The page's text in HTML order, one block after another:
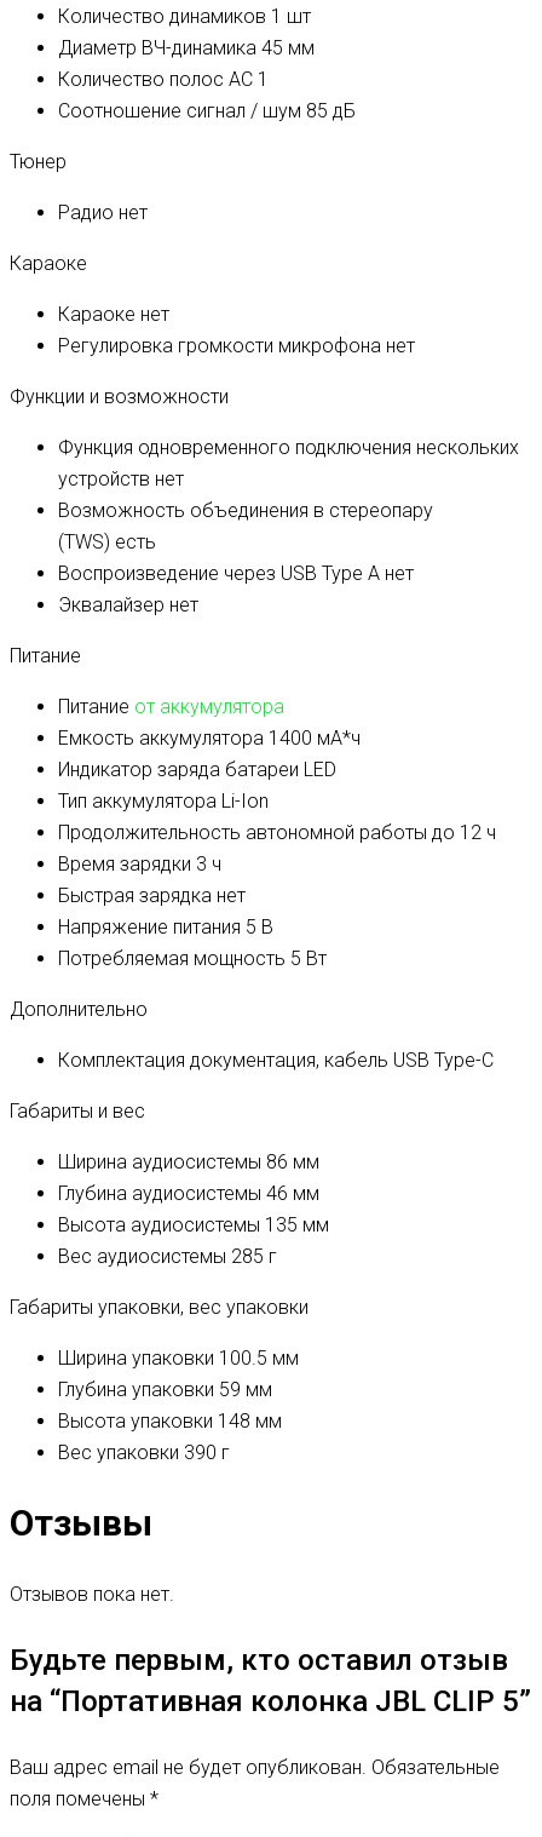
Количество динамиков 1 шт
Диаметр ВЧ-динамика 45 мм
Количество полос AC 1
Соотношение сигнал / шум 85 дБ
Тюнер
Радио нет
Караоке
Караоке нет
Регулировка громкости микрофона нет
Функции и возможности
Функция одновременного подключения нескольких
устройств нет
Возможность объединения в стереопару
(TWS) есть
Воспроизведение через USB Type A нет
Эквалайзер нет
Питание
Питание от аккумулятора
Емкость аккумулятора 1400 мА*ч
Индикатор заряда батареи LED
Тип аккумулятора Li-Ion
Продолжительность автономной работы до 12 ч
Время зарядки 3 ч
Быстрая зарядка нет
Напряжение питания 5 В
Потребляемая мощность 5 Вт
Дополнительно
Комплектация документация, кабель USB Type-C
Габариты и вес
Ширина аудиосистемы 86 мм
Глубина аудиосистемы 46 мм
Высота аудиосистемы 135 мм
Вес аудиосистемы 285 г
Габариты упаковки, вес упаковки
Ширина упаковки 100.5 мм
Глубина упаковки 59 мм
Высота упаковки 148 мм
Вес упаковки 390 г
Отзывы
Отзывов пока нет.
Будьте первым, кто оставил отзыв
на “Портативная колонка JBL CLIP 5”
Ваш адрес email не будет опубликован. Обязательные
поля помечены *